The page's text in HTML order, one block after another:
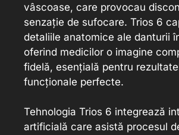
vâscoase, care provocau
senzație de sufocare. Trios 6
detaliile anatomice ale danturii
oferind medicilor o imagine
fidelă, esențială pentru
funcționale perfecte.
Tehnologia Trios 6 integrează
artificială care asistă procesul